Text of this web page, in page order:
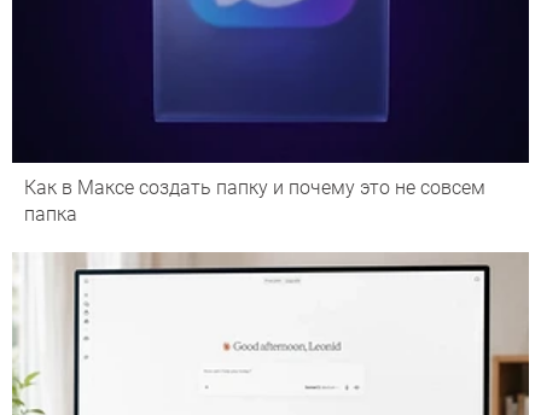
Как в Максе создать папку и почему это не совсем
папка